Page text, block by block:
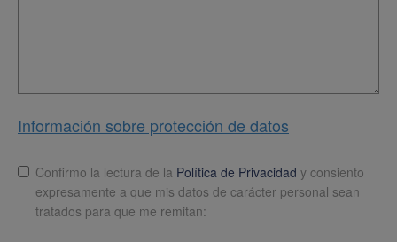
Información sobre protección de datos
LopdConfirmo la lectura de la Política de Privacidad y consiento
expresamente a que mis datos de carácter personal sean
tratados para que me remitan: